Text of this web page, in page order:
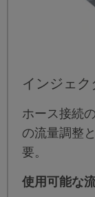
インジェ
ホース接続
の流量調整
要。
使用可能な